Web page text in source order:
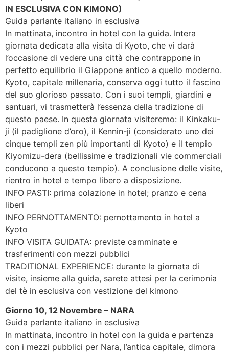
IN ESCLUSIVA CON KIMONO)
Guida parlante italiano in esclusiva
In mattinata, incontro in hotel con la guida. Intera
giornata dedicata alla visita di Kyoto, che vi darà
l’occasione di vedere una città che contrappone in
perfetto equilibrio il Giappone antico a quello moderno.
Kyoto, capitale millenaria, conserva oggi tutto il fascino
del suo glorioso passato. Con i suoi templi, giardini e
santuari, vi trasmetterà l’essenza della tradizione di
questo paese. In questa giornata visiteremo: il Kinkaku-
ji (il padiglione d’oro), il Kennin-ji (considerato uno dei
cinque templi zen più importanti di Kyoto) e il tempio
Kiyomizu-dera (bellissime e tradizionali vie commerciali
conducono a questo tempio). A conclusione delle visite,
rientro in hotel e tempo libero a disposizione.
INFO PASTI: prima colazione in hotel; pranzo e cena
liberi
INFO PERNOTTAMENTO: pernottamento in hotel a
Kyoto
INFO VISITA GUIDATA: previste camminate e
trasferimenti con mezzi pubblici
TRADITIONAL EXPERIENCE: durante la giornata di
visite, insieme alla guida, sarete attesi per la cerimonia
del tè in esclusiva con vestizione del kimono
Giorno 10, 12 Novembre – NARA
Guida parlante italiano in esclusiva
In mattinata, incontro in hotel con la guida e partenza
con i mezzi pubblici per Nara, l’antica capitale, dimora